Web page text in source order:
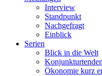
Interview
Standpunkt
Nachgefragt
Einblick
Serien
Blick in die Welt
Ökonomie kurz